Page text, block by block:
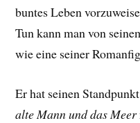
buntes Leben
Tun kann man von
wie eine seiner
Er hat seinen
alte Mann und das Meer